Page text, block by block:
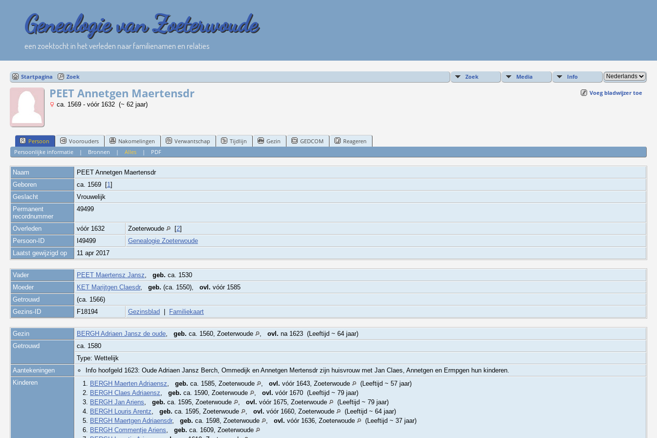
Genealogie van Zoeterwoude
een zoektocht in het verleden naar familienamen en relaties
Startpagina Zoek Zoek Media Info
Voeg bladwijzer toe
PEET Annetgen Maertensdr
ca. 1569 - vóór 1632 (~ 62 jaar)
Persoon Voorouders Nakomelingen Verwantschap Tijdlijn Gezin GEDCOM
Reageren
Persoonlijke informatie| Bronnen | Alles| PDF
Naam PEET Annetgen Maertensdr
Geboren
ca. 1569 [1]
Geslacht
Vrouwelijk
Permanent
recordnummer
49499
Overleden vóór 1632 Zoeterwoude [2]
Persoon-ID
I49499
Genealogie Zoeterwoude
Laatst gewijzigd op
11 apr 2017
Vader PEET Maertensz Jansz, geb. ca. 1530
Moeder
KET Marijtgen Claesdr, geb. (ca. 1550), ovl. vóór 1585
Getrouwd
(ca. 1566)
Gezins-ID
F18194 Gezinsblad Familiekaart
Gezin BERGH Adriaen Jansz de oude, geb. ca. 1560, Zoeterwoude , ovl. na 1623 (Leeftijd ~ 64 jaar)
Getrouwd
ca. 1580
Type: Wettelijk
Aantekeningen
Info hoofgeld 1623: Oude Adriaen Jansz Berch, Ommedijk en Annetgen Mertensdr zijn huisvrouw met Jan Claes, Annetgen en Ermpgen hun kinderen.
Kinderen
1. BERGH Maerten Adriaensz, geb. ca. 1585, Zoeterwoude , ovl. vóór 1643, Zoeterwoude
(Leeftijd ~ 57 jaar)
2. BERGH Claes Adriaensz, geb. ca. 1590, Zoeterwoude , ovl. vóór 1670 (Leeftijd ~ 79 jaar)
3. BERGH Jan Ariens, geb. ca. 1595, Zoeterwoude , ovl. vóór 1675, Zoeterwoude
(Leeftijd ~ 79 jaar)
4. BERGH Louris Arentz, geb. ca. 1595, Zoeterwoude , ovl. vóór 1660, Zoeterwoude
(Leeftijd ~ 64 jaar)
5. BERGH Maertgen Adriaensdr, geb. ca. 1598, Zoeterwoude , ovl. vóór 1636, Zoeterwoude
(Leeftijd ~ 37 jaar)
6. BERGH Commentje Ariens, geb. ca. 1609, Zoeterwoude